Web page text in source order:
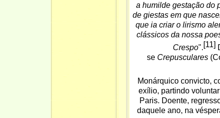
a humilde gestação do
de giestas em que
que ia criar o lirismo
clássicos da nossa
Crespo".[11]
se Crepusculares
Monárquico convicto,
exílio, partindo
Paris. Doente,
daquele ano, na